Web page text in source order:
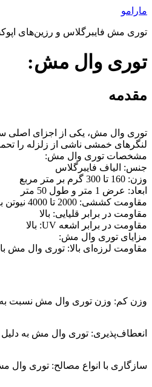
پرش
محتوا
مارامو
توری مش فایبرگلاس و رزین‌های
توری وال مش:
مقدمه
توری وال مش، یکی از اجزای اصلی
لنگرهای خمشی ناشی از زلزله را
مشخصات توری وال مش:
جنس: الیاف فایبرگلاس
وزن: 160 تا 300 گرم بر متر مربع
ابعاد: عرض 1 متر و طول 50 متر
مقاومت کششی: 2000 تا 4000 نیوتن بر متر
مقاومت در برابر قلیایی: بالا
مقاومت در برابر اشعه UV: بالا
مزایای توری وال مش:
مقاومت لرزه‌ای بالا: توری وال مش
وزن کم: وزن توری وال مش نسبت به
انعطاف‌پذیری: توری وال مش به دلیل
سازگاری با انواع مصالح: توری وال